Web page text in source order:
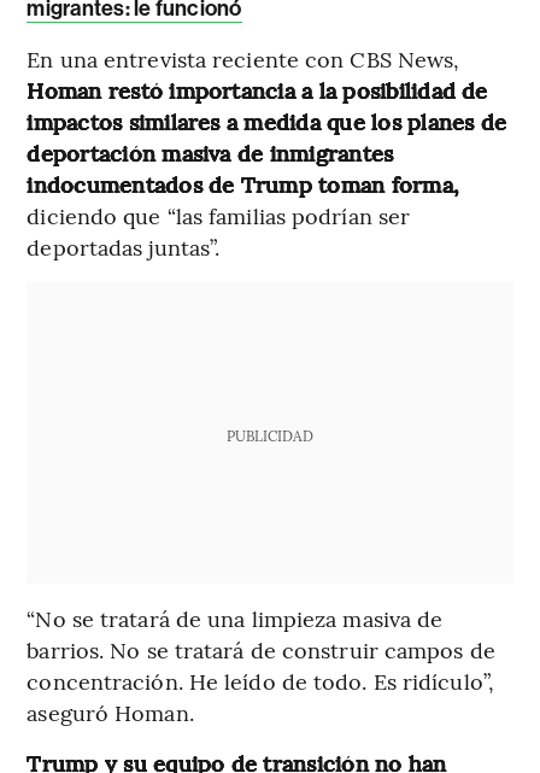
migrantes: le funcionó
En una entrevista reciente con CBS News,
Homan restó importancia a la posibilidad de
impactos similares a medida que los planes de
deportación masiva de inmigrantes
indocumentados de Trump toman forma,
diciendo que “las familias podrían ser
deportadas juntas”.
PUBLICIDAD
“No se tratará de una limpieza masiva de
barrios. No se tratará de construir campos de
concentración. He leído de todo. Es ridículo”,
aseguró Homan.
Trump y su equipo de transición no han